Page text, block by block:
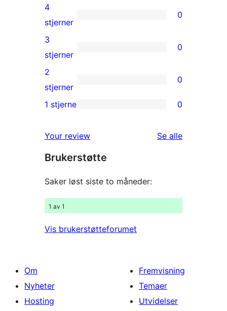
5-
star
review
0
4-
star
reviews
4
stjerner
0
0
3-
star
reviews
3
stjerner
0
0
2-
reviews
2
stjerner
0
star
reviews
1 stjerne 0
Your review Se alleomtalene
Brukerstøtte
Saker løst siste to måneder:
1 av 1
Vis brukerstøtteforumet
Om
Nyheter
Hosting
Fremvisning
Temaer
Utvidelser